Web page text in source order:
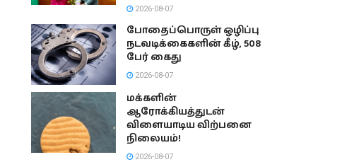
2026-08-07
போதைப்பொருள் ஒழிப்பு
நடவடிக்கைகளின் கீழ், 508
பேர் கைது
2026-08-07
மக்களின்
ஆரோக்கியத்துடன்
விளையாடிய விற்பனை
நிலையம்!
2026-08-07